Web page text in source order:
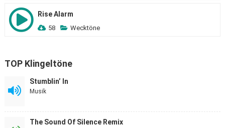
Rise Alarm
58 Wecktöne
TOP Klingeltöne
Stumblin’ In
Musik
The Sound Of Silence Remix